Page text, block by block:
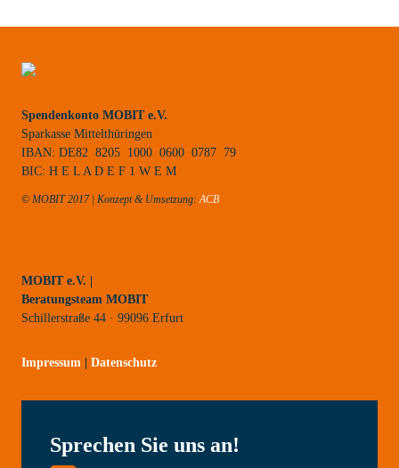
Spendenkonto MOBIT e.V.
Sparkasse Mittelthüringen
IBAN: DE82 8205 1000 0600 0787 79
BIC: H E L A D E F 1 W E M
© MOBIT 2017 | Konzept & Umsetzung:ACB
MOBIT e.V. |
Beratungsteam MOBIT
Schillerstraße 44 · 99096 Erfurt
Impressum Datenschutz
Sprechen Sie uns an!